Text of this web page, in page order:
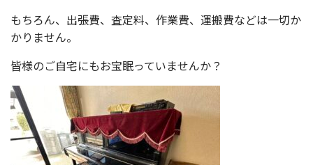
もちろん、出張費、査定料、作業費、運搬費などは一切か
かりません。
皆様のご自宅にもお宝眠っていませんか？